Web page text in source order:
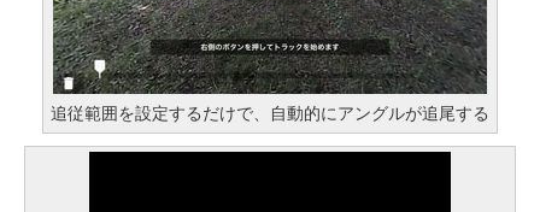
追従範囲を設定するだけで、自動的にアングルが追尾する